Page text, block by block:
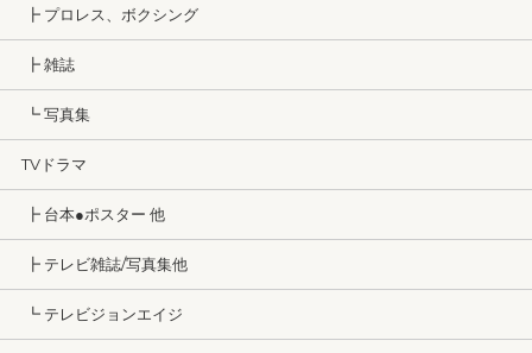
┣ プロレス、ボクシング
┣ 雑誌
┗ 写真集
TVドラマ
┣ 台本●ポスター 他
┣ テレビ雑誌/写真集他
┗ テレビジョンエイジ